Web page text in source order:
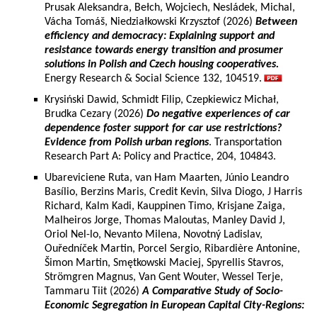
Prusak Aleksandra, Bełch, Wojciech, Nesládek, Michal,
Vácha Tomáš, Niedziałkowski Krzysztof (2026) Between
efficiency and democracy: Explaining support and
resistance towards energy transition and prosumer
solutions in Polish and Czech housing cooperatives.
Energy Research & Social Science 132, 104519.
Krysiński Dawid, Schmidt Filip, Czepkiewicz Michał,
Brudka Cezary (2026) Do negative experiences of car
dependence foster support for car use restrictions?
Evidence from Polish urban regions. Transportation
Research Part A: Policy and Practice, 204, 104843.
Ubareviciene Ruta, van Ham Maarten, Júnio Leandro
Basílio, Berzins Maris, Credit Kevin, Silva Diogo, J Harris
Richard, Kalm Kadi, Kauppinen Timo, Krisjane Zaiga,
Malheiros Jorge, Thomas Maloutas, Manley David J,
Oriol Nel-lo, Nevanto Milena, Novotný Ladislav,
Ouředníček Martin, Porcel Sergio, Ribardière Antonine,
Šimon Martin, Smętkowski Maciej, Spyrellis Stavros,
Strömgren Magnus, Van Gent Wouter, Wessel Terje,
Tammaru Tiit (2026)A Comparative Study of Socio-
Economic Segregation in European Capital City-Regions: